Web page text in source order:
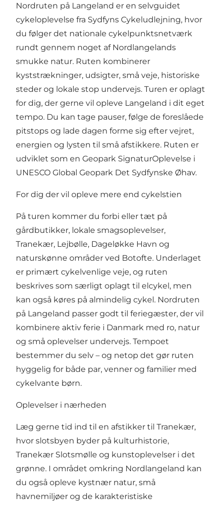
Nordruten på Langeland er en selvguidet
cykeloplevelse fra Sydfyns Cykeludlejning, hvor
du følger det nationale cykelpunktsnetværk
rundt gennem noget af Nordlangelands
smukke natur. Ruten kombinerer
kyststrækninger, udsigter, små veje, historiske
steder og lokale stop undervejs. Turen er oplagt
for dig, der gerne vil opleve Langeland i dit eget
tempo. Du kan tage pauser, følge de foreslåede
pitstops og lade dagen forme sig efter vejret,
energien og lysten til små afstikkere. Ruten er
udviklet som en Geopark SignaturOplevelse i
UNESCO Global Geopark Det Sydfynske Øhav.
For dig der vil opleve mere end cykelstien
På turen kommer du forbi eller tæt på
gårdbutikker, lokale smagsoplevelser,
Tranekær, Lejbølle, Dageløkke Havn og
naturskønne områder ved Botofte. Underlaget
er primært cykelvenlige veje, og ruten
beskrives som særligt oplagt til elcykel, men
kan også køres på almindelig cykel. Nordruten
på Langeland passer godt til feriegæster, der vil
kombinere aktiv ferie i Danmark med ro, natur
og små oplevelser undervejs. Tempoet
bestemmer du selv – og netop det gør ruten
hyggelig for både par, venner og familier med
cykelvante børn.
Oplevelser i nærheden
Læg gerne tid ind til en afstikker til Tranekær,
hvor slotsbyen byder på kulturhistorie,
Tranekær Slotsmølle og kunstoplevelser i det
grønne. I området omkring Nordlangeland kan
du også opleve kystnær natur, små
havnemiljøer og de karakteristiske